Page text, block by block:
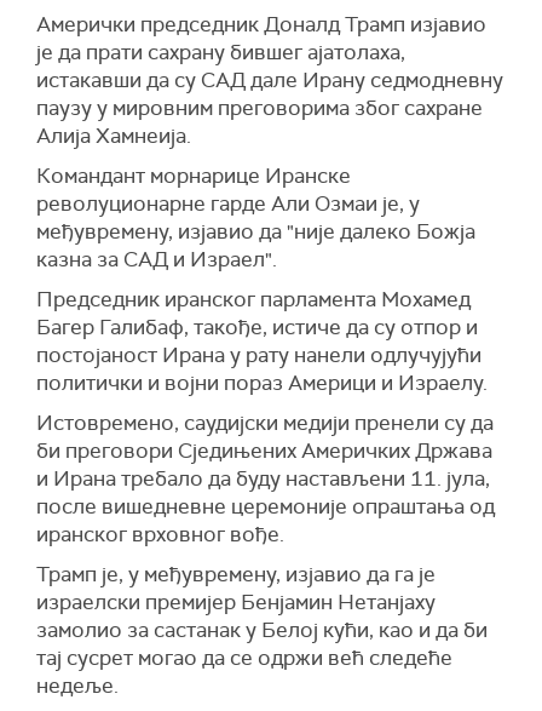
Амерички председник Доналд Трамп изјавио
је да прати сахрану бившег ајатолаха,
истакавши да су САД дале Ирану седмодневну
паузу у мировним преговорима због сахране
Алија Хамнеија.
Командант морнарице Иранске
револуционарне гарде Али Озмаи је, у
међувремену, изјавио да "није далеко Божја
казна за САД и Израел".
Председник иранског парламента Мохамед
Багер Галибаф, такође, истиче да су отпор и
постојаност Ирана у рату нанели одлучујући
политички и војни пораз Америци и Израелу.
Истовремено, саудијски медији пренели су да
би преговори Сједињених Америчких Држава
и Ирана требало да буду настављени 11. јула,
после вишедневне церемоније опраштања од
иранског врховног вође.
Трамп је, у међувремену, изјавио да га је
израелски премијер Бенјамин Нетанјаху
замолио за састанак у Белој кући, као и да би
тај сусрет могао да се одржи већ следеће
недеље.